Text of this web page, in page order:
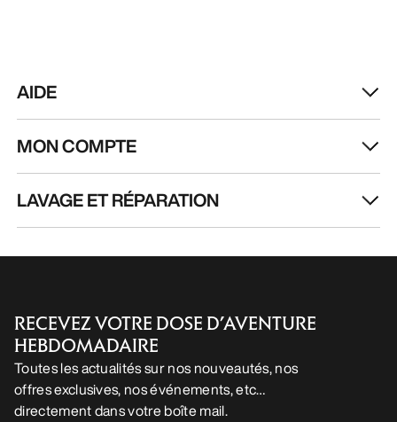
AIDE
MON COMPTE
LAVAGE ET RÉPARATION
RECEVEZ VOTRE DOSE D’AVENTURE
HEBDOMADAIRE
Toutes les actualités sur nos nouveautés, nos
offres exclusives, nos événements, etc…
directement dans votre boîte mail.